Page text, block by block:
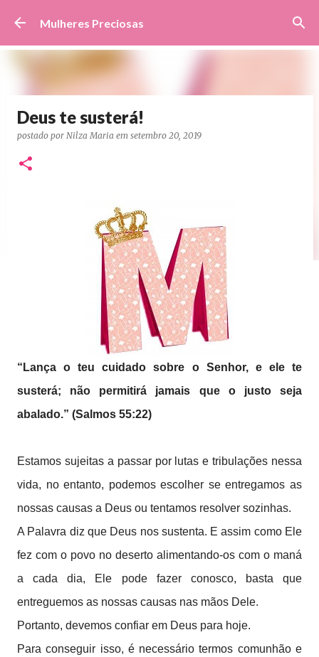
Pular para o conteúdo principal
Mulheres Preciosas
Deus te susterá!
postado por Nilza Maria em setembro 20, 2019
“Lança o teu cuidado sobre o Senhor, e ele te
susterá; não permitirá jamais que o justo seja
abalado.” (Salmos 55:22)
Estamos sujeitas a passar por lutas e tribulações nessa
vida, no entanto, podemos escolher se entregamos as
nossas causas a Deus ou tentamos resolver sozinhas.
A Palavra diz que Deus nos sustenta. E assim como Ele
fez com o povo no deserto alimentando-os com o maná
a cada dia, Ele pode fazer conosco, basta que
entreguemos as nossas causas nas mãos Dele.
Portanto, devemos confiar em Deus para hoje.
Para conseguir isso, é necessário termos comunhão e